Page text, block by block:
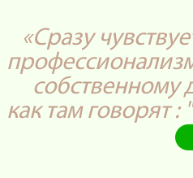
«Сразу
собственному
как там говорят :